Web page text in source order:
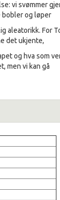
vi svømmer
bobler og løper
aleatorikk. For
det ukjente,
og hva som
men vi kan gå